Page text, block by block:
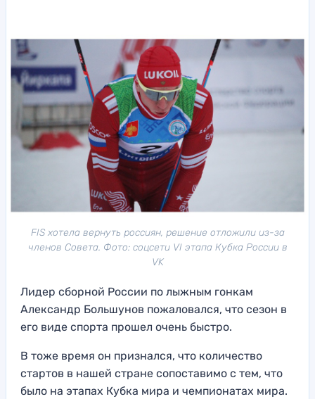
FIS хотела вернуть россиян, решение отложили из-за
членов Совета. Фото: соцсети VI этапа Кубка России в
VK
Лидер сборной России по лыжным гонкам
Александр Большунов пожаловался, что сезон в
его виде спорта прошел очень быстро.
В тоже время он признался, что количество
стартов в нашей стране сопоставимо с тем, что
было на этапах Кубка мира и чемпионатах мира.